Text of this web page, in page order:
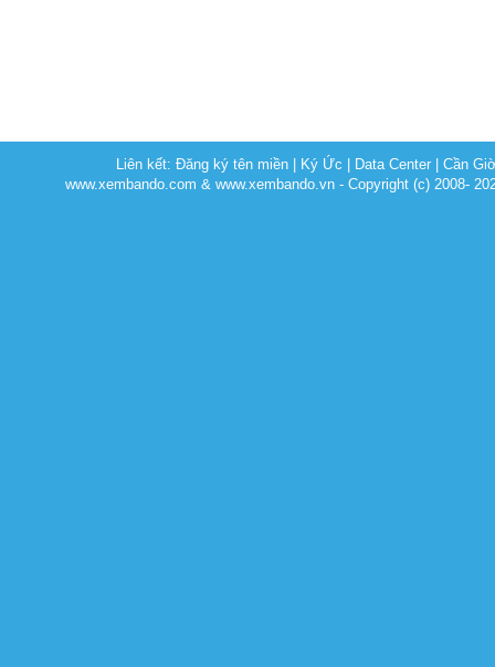
Liên kết:Đăng ký tên miền Ký Ức Data Center |Cần
www.xembando.com & www.xembando.vn - Copyright (c) 2008-